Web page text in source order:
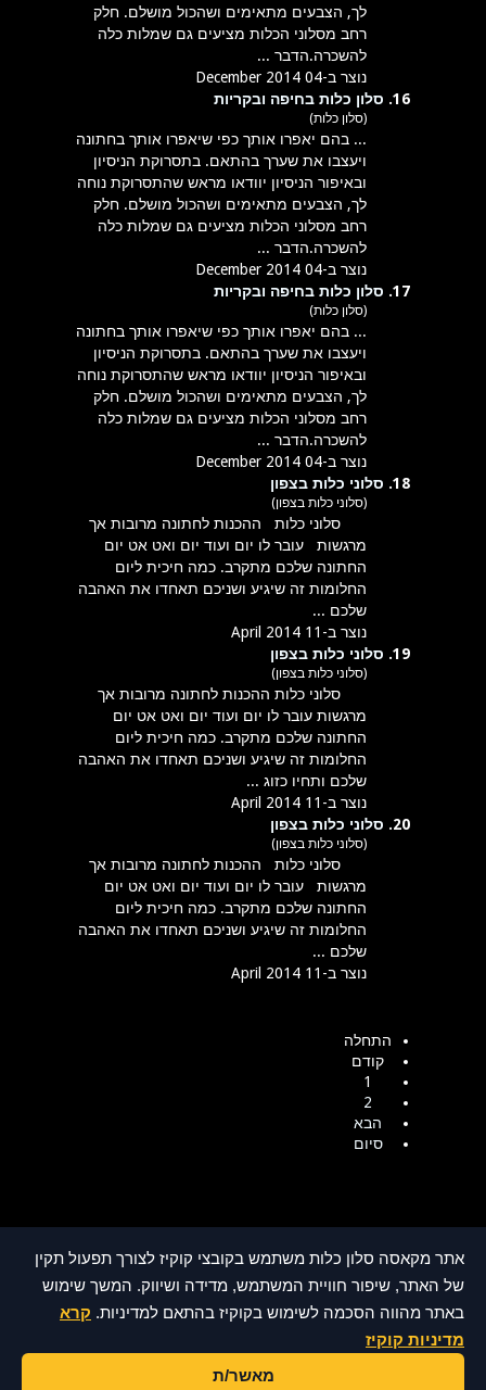
לך, הצבעים מתאימים ושהכול מושלם. חלק
רחב מסלוני הכלות מציעים גם שמלות כלה
להשכרה.הדבר ...
נוצר ב-04 December 2014
16. סלון כלות בחיפה ובקריות
(סלון כלות)
... בהם יאפרו אותך כפי שיאפרו אותך בחתונה
ויעצבו את שערך בהתאם. בתסרוקת הניסיון
ובאיפור הניסיון יוודאו מראש שהתסרוקת נוחה
לך, הצבעים מתאימים ושהכול מושלם. חלק
רחב מסלוני הכלות מציעים גם שמלות כלה
להשכרה.הדבר ...
נוצר ב-04 December 2014
17. סלון כלות בחיפה ובקריות
(סלון כלות)
... בהם יאפרו אותך כפי שיאפרו אותך בחתונה
ויעצבו את שערך בהתאם. בתסרוקת הניסיון
ובאיפור הניסיון יוודאו מראש שהתסרוקת נוחה
לך, הצבעים מתאימים ושהכול מושלם. חלק
רחב מסלוני הכלות מציעים גם שמלות כלה
להשכרה.הדבר ...
נוצר ב-04 December 2014
18. סלוני כלות בצפון
(סלוני כלות בצפון)
סלוני כלות ההכנות לחתונה מרובות אך
מרגשות עובר לו יום ועוד יום ואט אט יום
החתונה שלכם מתקרב. כמה חיכית ליום
החלומות זה שיגיע ושניכם תאחדו את האהבה
שלכם ...
נוצר ב-11 April 2014
19. סלוני כלות בצפון
(סלוני כלות בצפון)
סלוני כלות ההכנות לחתונה מרובות אך
מרגשות עובר לו יום ועוד יום ואט אט יום
החתונה שלכם מתקרב. כמה חיכית ליום
החלומות זה שיגיע ושניכם תאחדו את האהבה
שלכם ותחיו כזוג ...
נוצר ב-11 April 2014
20.
סלוני כלות בצפון
(סלוני כלות בצפון)
סלוני כלות ההכנות לחתונה מרובות אך
מרגשות עובר לו יום ועוד יום ואט אט יום
החתונה שלכם מתקרב. כמה חיכית ליום
החלומות זה שיגיע ושניכם תאחדו את האהבה
שלכם ...
נוצר ב-11 April 2014
התחלה
קודם
1
2
הבא
סיום
סלון כלות סלון כלות בצפון
סלוני כלות
סלוני כלות בצפון
שמלות כלה וערב בצפון
שמלות כלה
חליפות חתן
חליפות חתן בצפון
סלון כלות בחיפה ובקריות
טיטי עיצוב ובניית אתרי אינטרנט © כל הזכיות
אתר מקאסה סלון כלות משתמש בקובצי קוקיז לצורך תפעול תקין
של האתר, שיפור חוויית המשתמש, מדידה ושיווק. המשך שימוש
באתר מהווה הסכמה לשימוש בקוקיז בהתאם למדיניות. קרא
מדיניות קוקיז
מאשר/ת